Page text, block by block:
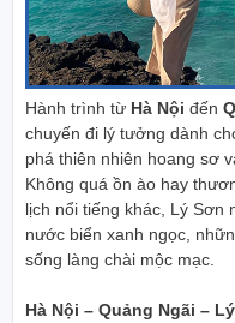
Hành trình từ Hà Nội đến
chuyến đi lý tưởng dành
phá thiên nhiên hoang sơ
Không quá ồn ào hay
lịch nổi tiếng khác, Lý Sơn
nước biển xanh ngọc,
sống làng chài mộc mạc.
Hà Nội – Quảng Ngãi –